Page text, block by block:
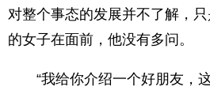
对整个事态的发展并不了解，
的女子在面前，他没有多问。
“我给你介绍一个好朋友，这